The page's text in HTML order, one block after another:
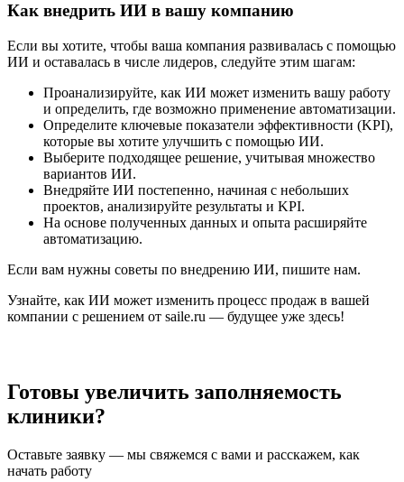
Как внедрить ИИ в вашу компанию
Если вы хотите, чтобы ваша компания развивалась с помощью
ИИ и оставалась в числе лидеров, следуйте этим шагам:
Проанализируйте, как ИИ может изменить вашу работу
и определить, где возможно применение автоматизации.
Определите ключевые показатели эффективности (KPI),
которые вы хотите улучшить с помощью ИИ.
Выберите подходящее решение, учитывая множество
вариантов ИИ.
Внедряйте ИИ постепенно, начиная с небольших
проектов, анализируйте результаты и KPI.
На основе полученных данных и опыта расширяйте
автоматизацию.
Если вам нужны советы по внедрению ИИ, пишите нам.
Узнайте, как ИИ может изменить процесс продаж в вашей
компании с решением от saile.ru — будущее уже здесь!
Готовы увеличить заполняемость
клиники?
Оставьте заявку — мы свяжемся с вами и расскажем, как
начать работу